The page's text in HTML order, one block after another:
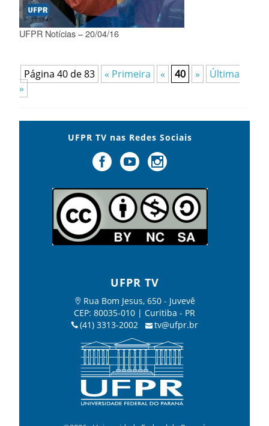
UFPR Notícias – 20/04/16
Página 40 de 83 « Primeira « 40 »
Última
»
UFPR TV nas Redes Sociais
UFPR TV
Rua Bom Jesus, 650 - Juvevê
CEP: 80035-010 | Curitiba - PR
(41) 3313-2002
tv@ufpr.br